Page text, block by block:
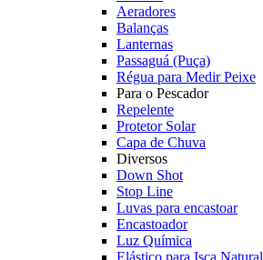
Aeradores
Balanças
Lanternas
Passaguá (Puça)
Régua para Medir Peixe
Para o Pescador
Repelente
Protetor Solar
Capa de Chuva
Diversos
Down Shot
Stop Line
Luvas para encastoar
Encastoador
Luz Química
Elástico para Isca Natural